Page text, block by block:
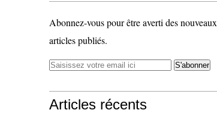
Abonnez-vous pour être averti des nouveaux
articles publiés.
Articles récents